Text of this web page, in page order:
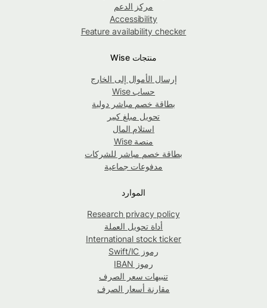
مركز الدعم
Accessibility
Feature availability checker
منتجات Wise
إرسال الأموال إلى الخارج
حساب Wise
بطاقة خصم مباشر دولية
تحويل مبلغ كبير
استلام المال
منصة Wise
بطاقة خصم مباشر للشركات
مدفوعات جماعية
الموارد
Research privacy policy
أداة تحويل العملة
International stock ticker
رموز Swift/IC
رموز IBAN
تنبيهات سعر الصرف
مقارنة أسعار الصرف